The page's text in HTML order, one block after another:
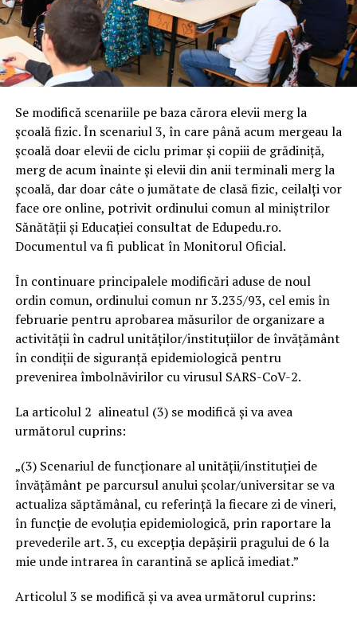
Se modifică scenariile pe baza cărora elevii merg la
școală fizic. În scenariul 3, în care până acum mergeau la
școală doar elevii de ciclu primar și copiii de grădiniță,
merg de acum înainte și elevii din anii terminali merg la
școală, dar doar câte o jumătate de clasă fizic, ceilalți vor
face ore online, potrivit ordinului comun al miniștrilor
Sănătății și Educației consultat de Edupedu.ro.
Documentul va fi publicat în Monitorul Oficial.
În continuare principalele modificări aduse de noul
ordin comun, ordinului comun nr 3.235/93, cel emis în
februarie pentru aprobarea măsurilor de organizare a
activității în cadrul unităților/instituțiilor de învățământ
în condiții de siguranță epidemiologică pentru
prevenirea îmbolnăvirilor cu virusul SARS-CoV-2.
La articolul 2 alineatul (3) se modifică și va avea
următorul cuprins:
„(3) Scenariul de funcţionare al unităţii/instituţiei de
învăţământ pe parcursul anului şcolar/universitar se va
actualiza săptămânal, cu referință la fiecare zi de vineri,
în funcţie de evoluţia epidemiologică, prin raportare la
prevederile art. 3, cu excepția depășirii pragului de 6 la
mie unde intrarea în carantină se aplică imediat.”
Articolul 3 se modifică și va avea următorul cuprins: